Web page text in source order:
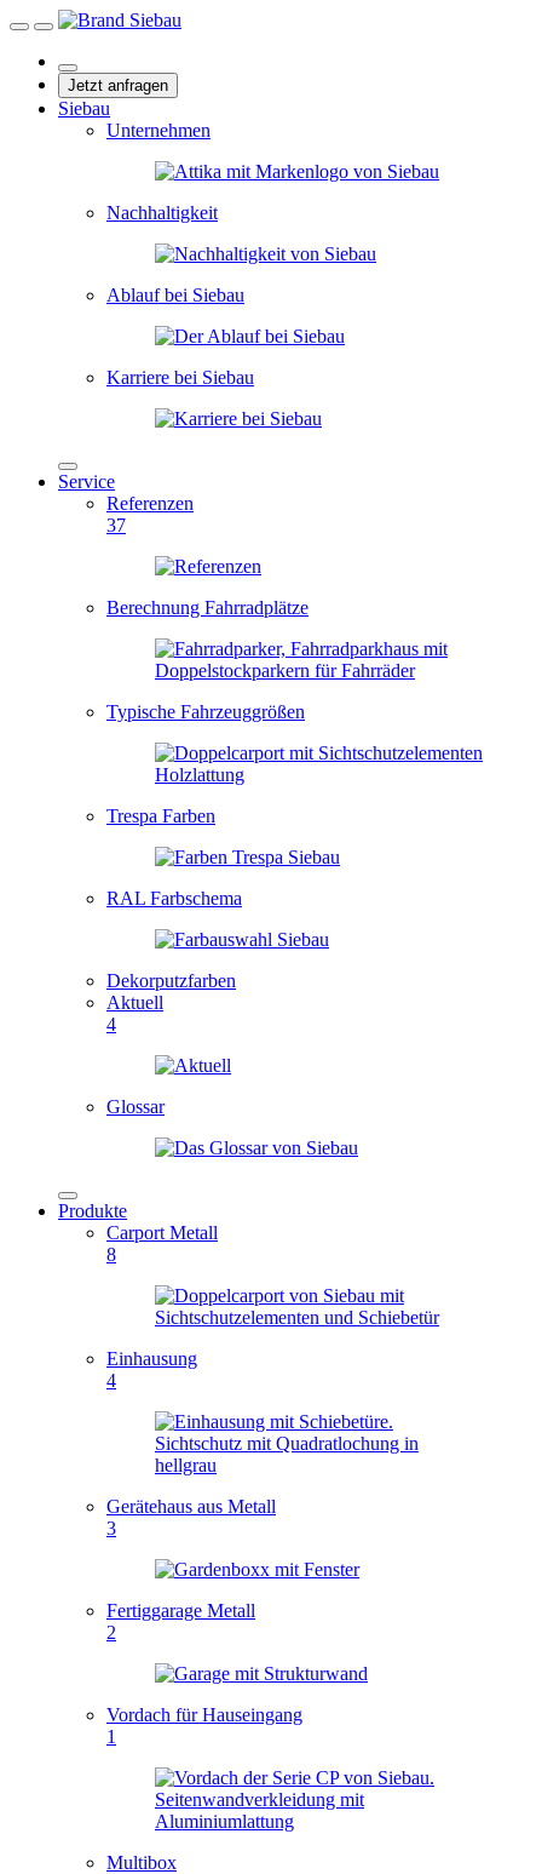
Jetzt anfragen
Siebau
Unternehmen
Nachhaltigkeit
Ablauf bei Siebau
Karriere bei Siebau
Service
Referenzen
37
Berechnung Fahrradplätze
Typische Fahrzeuggrößen
Trespa Farben
RAL Farbschema
Dekorputzfarben
Aktuell
4
Glossar
Produkte
Carport Metall
8
Einhausung
4
Gerätehaus aus Metall
3
Fertiggarage Metall
2
Vordach für Hauseingang
1
Multibox